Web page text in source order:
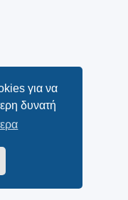
για να
δυνατή